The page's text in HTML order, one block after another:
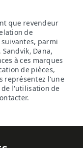
que revendeur
de
parmi
Dana,
à ces marques
de pièces,
représentez l'une
de l'utilisation de